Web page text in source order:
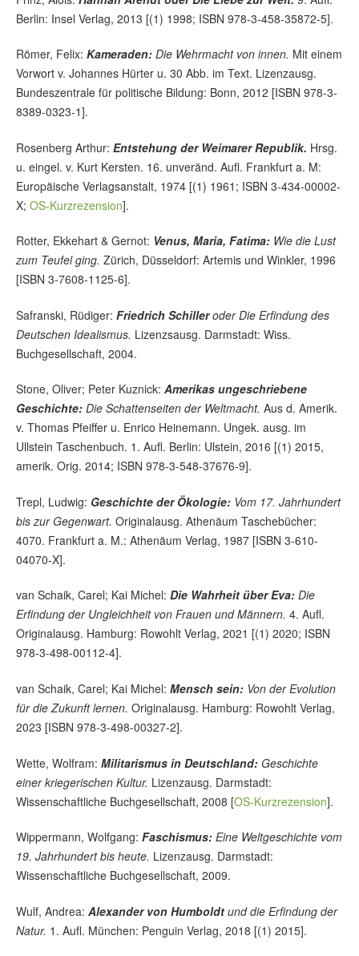
Berlin: Insel Verlag, 2013 [(1) 1998; ISBN 978-3-458-35872-5].
Römer, Felix: Kameraden: Die Wehrmacht von innen. Mit einem
Vorwort v. Johannes Hürter u. 30 Abb. im Text. Lizenzausg.
Bundeszentrale für politische Bildung: Bonn, 2012 [ISBN 978-3-
8389-0323-1].
Rosenberg Arthur: Entstehung der Weimarer Republik. Hrsg.
u. eingel. v. Kurt Kersten. 16. unveränd. Aufl. Frankfurt a. M:
Europäische Verlagsanstalt, 1974 [(1) 1961; ISBN 3-434-00002-
X; OS-Kurzrezension].
Rotter, Ekkehart & Gernot: Venus, Maria, Fatima: Wie die Lust
zum Teufel ging. Zürich, Düsseldorf: Artemis und Winkler, 1996
[ISBN 3-7608-1125-6].
Safranski, Rüdiger: Friedrich Schilleroder Die Erfindung des
Deutschen Idealismus. Lizenzsausg. Darmstadt: Wiss.
Buchgesellschaft, 2004.
Stone, Oliver; Peter Kuznick: Amerikas ungeschriebene
Geschichte: Die Schattenseiten der Weltmacht. Aus d. Amerik.
v. Thomas Pfeiffer u. Enrico Heinemann. Ungek. ausg. im
Ullstein Taschenbuch. 1. Aufl. Berlin: Ulstein, 2016 [(1) 2015,
amerik. Orig. 2014; ISBN 978-3-548-37676-9].
Trepl, Ludwig: Geschichte der Ökologie: Vom 17. Jahrhundert
bis zur Gegenwart. Originalausg. Athenäum Taschebücher:
4070. Frankfurt a. M.: Athenäum Verlag, 1987 [ISBN 3-610-
04070-X].
van Schaik, Carel; Kai Michel: Die Wahrheit über Eva: Die
Erfindung der Ungleichheit von Frauen und Männern. 4. Aufl.
Originalausg. Hamburg: Rowohlt Verlag, 2021 [(1) 2020; ISBN
978-3-498-00112-4].
van Schaik, Carel; Kai Michel: Mensch sein: Von der Evolution
für die Zukunft lernen. Originalausg. Hamburg: Rowohlt Verlag,
2023 [ISBN 978-3-498-00327-2].
Wette, Wolfram: Militarismus in Deutschland: Geschichte
einer kriegerischen Kultur. Lizenzausg. Darmstadt:
Wissenschaftliche Buchgesellschaft, 2008 [OS-Kurzrezension].
Wippermann, Wolfgang: Faschismus: Eine Weltgeschichte vom
19. Jahrhundert bis heute. Lizenzausg. Darmstadt:
Wissenschaftliche Buchgesellschaft, 2009.
Wulf, Andrea: Alexander von Humboldt und die Erfindung der
Natur. 1. Aufl. München: Penguin Verlag, 2018 [(1) 2015].